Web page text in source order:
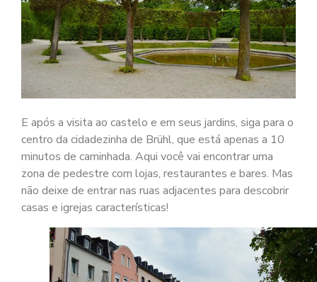
E após a visita ao castelo e em seus jardins, siga para o
centro da cidadezinha de Brühl, que está apenas a 10
minutos de caminhada. Aqui você vai encontrar uma
zona de pedestre com lojas, restaurantes e bares. Mas
não deixe de entrar nas ruas adjacentes para descobrir
casas e igrejas características!